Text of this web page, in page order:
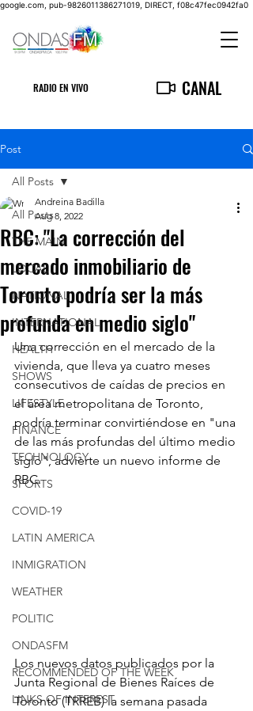
google.com, pub-9826011386271019, DIRECT, f08c47fec0942fa0
RADIO EN VIVO CANAL
Post
All Posts
THE MAIN
LOCAL
NATIONAL
INTERNATIONAL
HEALTH
SHOWS
LIFESTYLE
FINANCE
TECHNOLOGY
SPORTS
COVID-19
LATIN AMERICA
INMIGRATION
WEATHER
POLITIC
ONDASFM
RECOMMENDED OF THE WEEK
LINKS OF INTEREST
All Posts
RBC: "La corrección del
mercado inmobiliario de
Toronto podría ser la más
profunda en medio siglo"
Andreina Badilla
Aug 8, 2022
Una corrección en el mercado de la
vivienda, que lleva ya cuatro meses
consecutivos de caídas de precios en
el área metropolitana de Toronto,
podría terminar convirtiéndose en "una
de las más profundas del último medio
siglo", advierte un nuevo informe de
RBC.
Los nuevos datos publicados por la
Junta Regional de Bienes Raíces de
Toronto (TRREB) la semana pasada